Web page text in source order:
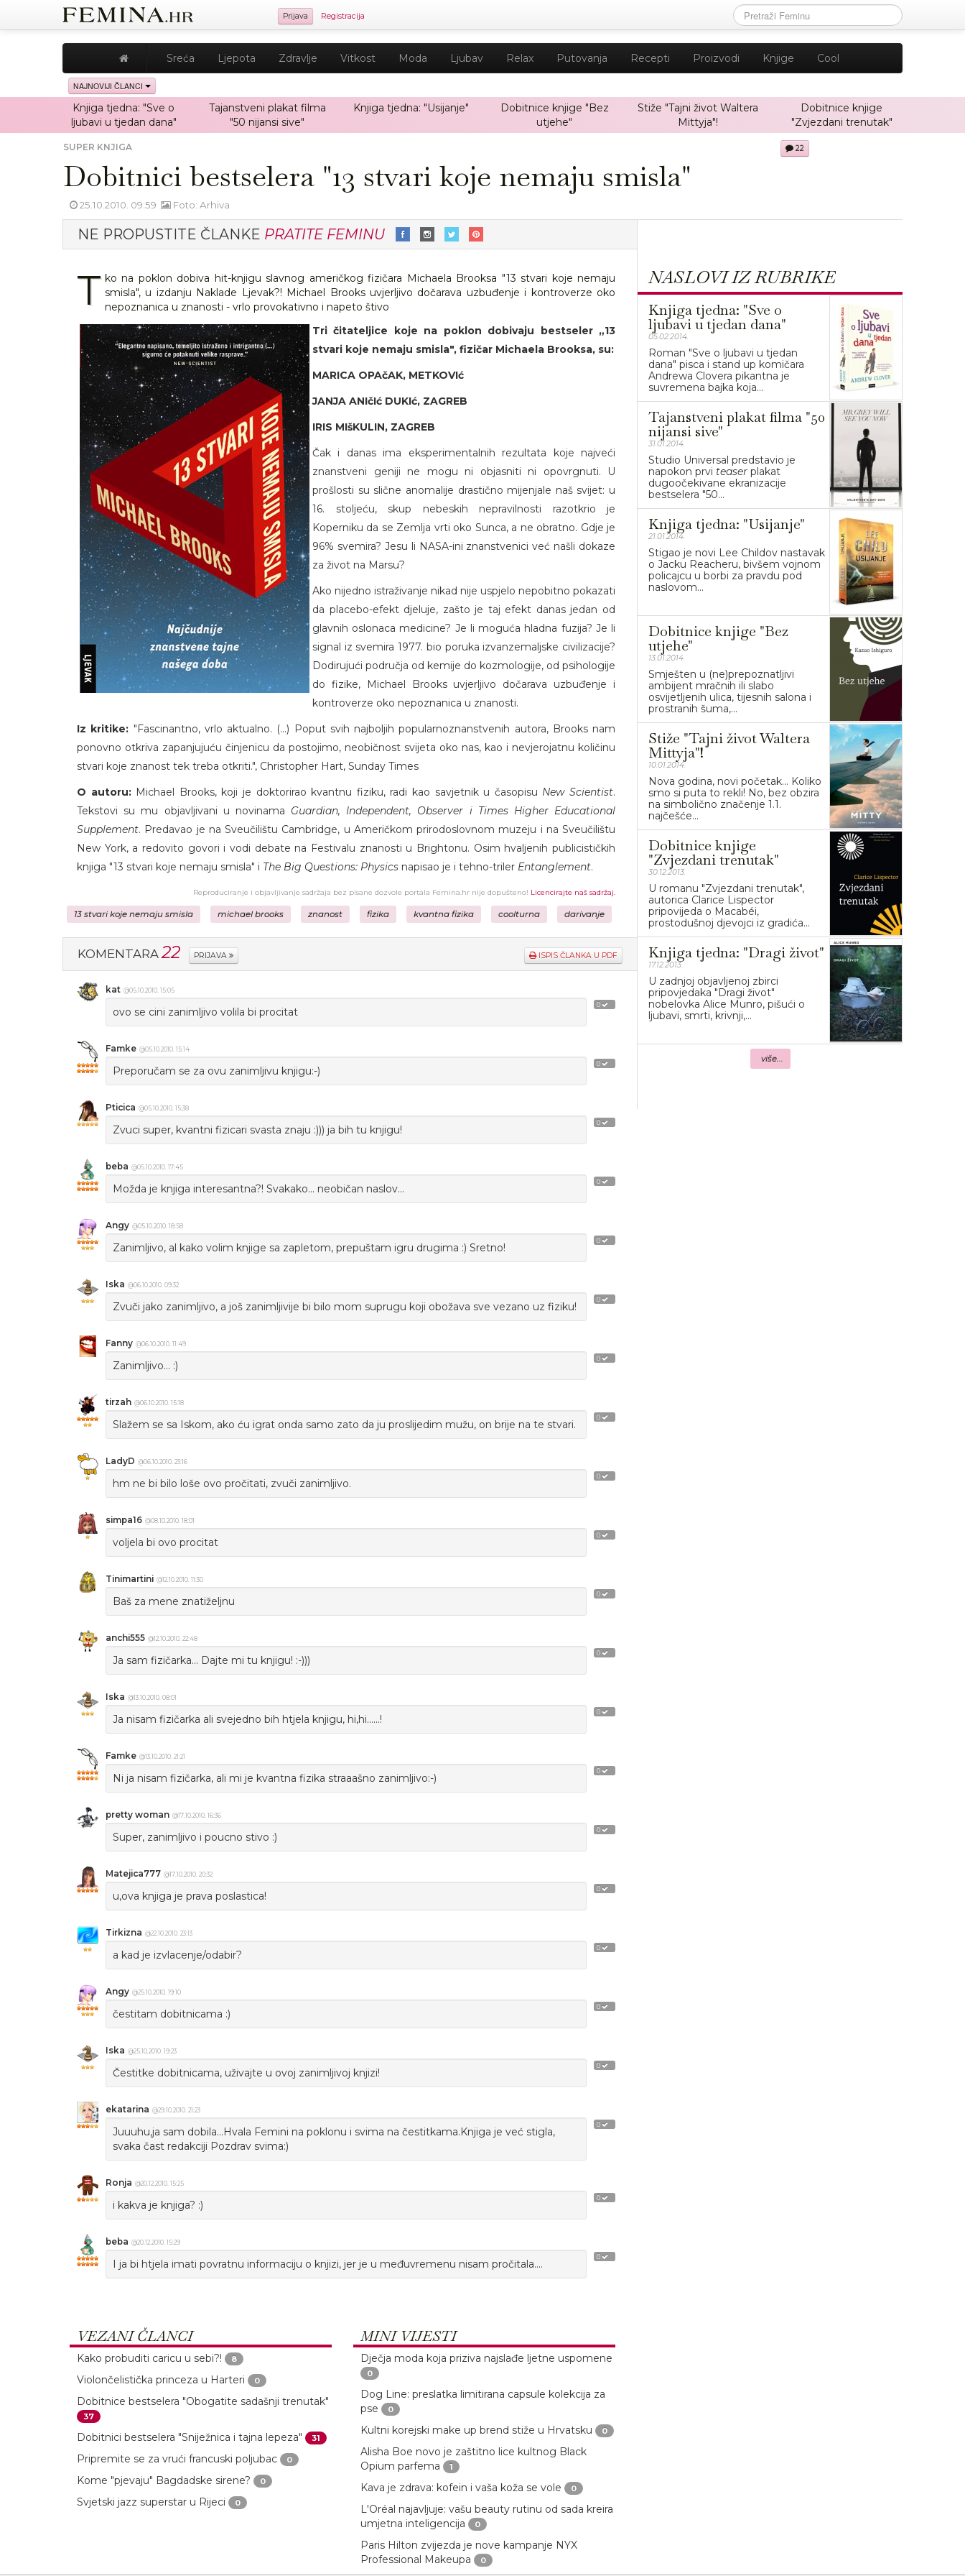
Prijava Registracija
Sreća Ljepota Zdravlje Vitkost Moda Ljubav Relax Putovanja Recepti Proizvodi Knjige Cool
NAJNOVIJI ČLANCI
Knjiga tjedna: "Sve o
ljubavi u tjedan dana"
Tajanstveni plakat filma
"50 nijansi sive"
Knjiga tjedna: "Usijanje"
Dobitnice knjige "Bez
utjehe"
Stiže "Tajni život Waltera
Mittyja"!
Dobitnice knjige
"Zvjezdani trenutak"
SUPER KNJIGA
Dobitnici bestselera "13 stvari koje nemaju smisla"
22
25.10.2010. 09:59 Foto: Arhiva
NE PROPUSTITE ČLANKE PRATITE FEMINU
T ko na poklon dobiva hit-knjigu slavnog američkog fizičara Michaela Brooksa "13 stvari koje nemaju
smisla", u izdanju Naklade Ljevak?! Michael Brooks uvjerljivo dočarava uzbuđenje i kontroverze oko
nepoznanica u znanosti - vrlo provokativno i napeto štivo
Tri čitateljice koje na poklon dobivaju bestseler „13
stvari koje nemaju smisla", fizičar Michaela Brooksa, su:
MARICA OPAčAK, METKOVIć
JANJA ANIčIć DUKIć, ZAGREB
IRIS MIšKULIN, ZAGREB
Čak i danas ima eksperimentalnih rezultata koje najveći
znanstveni geniji ne mogu ni objasniti ni opovrgnuti. U
prošlosti su slične anomalije drastično mijenjale naš svijet: u
16. stoljeću, skup nebeskih nepravilnosti razotkrio je
Koperniku da se Zemlja vrti oko Sunca, a ne obratno. Gdje je
96% svemira? Jesu li NASA-ini znanstvenici već našli dokaze
za život na Marsu?
Ako nijedno istraživanje nikad nije uspjelo nepobitno pokazati
da placebo-efekt djeluje, zašto je taj efekt danas jedan od
glavnih oslonaca medicine? Je li moguća hladna fuzija? Je li
signal iz svemira 1977. bio poruka izvanzemaljske civilizacije?
Dodirujući područja od kemije do kozmologije, od psihologije
do fizike, Michael Brooks uvjerljivo dočarava uzbuđenje i
kontroverze oko nepoznanica u znanosti.
Iz kritike: "Fascinantno, vrlo aktualno. (...) Poput svih najboljih popularnoznanstvenih autora, Brooks nam
ponovno otkriva zapanjujuću činjenicu da postojimo, neobičnost svijeta oko nas, kao i nevjerojatnu količinu
stvari koje znanost tek treba otkriti.", Christopher Hart, Sunday Times
O autoru: Michael Brooks, koji je doktorirao kvantnu fiziku, radi kao savjetnik u časopisu New Scientist.
Tekstovi su mu objavljivani u novinama Guardian, Independent, Observer i Times Higher Educational
Supplement. Predavao je na Sveučilištu Cambridge, u Američkom prirodoslovnom muzeju i na Sveučilištu
New York, a redovito govori i vodi debate na Festivalu znanosti u Brightonu. Osim hvaljenih publicističkih
knjiga "13 stvari koje nemaju smisla" i The Big Questions: Physics napisao je i tehno-triler Entanglement.
Reproduciranje i objavljivanje sadržaja bez pisane dozvole portala Femina.hr nije dopušteno! Licencirajte naš sadržaj.
13 stvari koje nemaju smisla michael brooks znanost fizika kvantna fizika coolturna darivanje
KOMENTARA22 PRIJAVA ISPIS ČLANKA U PDF
0
kat @05.10.2010. 15:05
ovo se cini zanimljivo volila bi procitat
0
Famke @05.10.2010. 15:14
Preporučam se za ovu zanimljivu knjigu:-)
0
Pticica @05.10.2010. 15:38
Zvuci super, kvantni fizicari svasta znaju :))) ja bih tu knjigu!
0
beba @05.10.2010. 17:45
Možda je knjiga interesantna?! Svakako... neobičan naslov...
0
Angy @05.10.2010. 18:58
Zanimljivo, al kako volim knjige sa zapletom, prepuštam igru drugima :) Sretno!
0
Iska @06.10.2010. 09:32
Zvuči jako zanimljivo, a još zanimljivije bi bilo mom suprugu koji obožava sve vezano uz fiziku!
0
Fanny @06.10.2010. 11:49
Zanimljivo... :)
0
tirzah @06.10.2010. 15:18
Slažem se sa Iskom, ako ću igrat onda samo zato da ju proslijedim mužu, on brije na te stvari.
0
LadyD @06.10.2010. 23:16
hm ne bi bilo loše ovo pročitati, zvuči zanimljivo.
0
simpa16 @08.10.2010. 18:01
voljela bi ovo procitat
0
Tinimartini @12.10.2010. 11:30
Baš za mene znatiželjnu
0
anchi555 @12.10.2010. 22:48
Ja sam fizičarka... Dajte mi tu knjigu! :-)))
0
Iska @13.10.2010. 08:01
Ja nisam fizičarka ali svejedno bih htjela knjigu, hi,hi......!
0
Famke @13.10.2010. 21:21
Ni ja nisam fizičarka, ali mi je kvantna fizika straaašno zanimljivo:-)
0
pretty woman @17.10.2010. 16:36
Super, zanimljivo i poucno stivo :)
0
Matejica777 @17.10.2010. 20:32
u,ova knjiga je prava poslastica!
0
Tirkizna @22.10.2010. 23:13
a kad je izvlacenje/odabir?
0
Angy @25.10.2010. 19:10
čestitam dobitnicama :)
0
Iska @25.10.2010. 19:23
Čestitke dobitnicama, uživajte u ovoj zanimljivoj knjizi!
0
ekatarina @29.10.2010. 21:23
Juuuhu,ja sam dobila...Hvala Femini na poklonu i svima na čestitkama.Knjiga je već stigla,
svaka čast redakciji Pozdrav svima:)
0
Ronja @20.12.2010. 15:25
i kakva je knjiga? :)
0
beba @20.12.2010. 15:29
I ja bi htjela imati povratnu informaciju o knjizi, jer je u međuvremenu nisam pročitala....
VEZANI ČLANCI
Kako probuditi caricu u sebi?! 8
Violončelistička princeza u Harteri 0
Dobitnice bestselera "Obogatite sadašnji trenutak"
37
Dobitnici bestselera "Sniježnica i tajna lepeza" 31
Pripremite se za vrući francuski poljubac 0
Kome "pjevaju" Bagdadske sirene? 0
Svjetski jazz superstar u Rijeci 0
MINI VIJESTI
Dječja moda koja priziva najslađe ljetne uspomene
0
Dog Line: preslatka limitirana capsule kolekcija za
pse
0
Kultni korejski make up brend stiže u Hrvatsku 0
Alisha Boe novo je zaštitno lice kultnog Black
Opium parfema
1
Kava je zdrava: kofein i vaša koža se vole 0
L'Oréal najavljuje: vašu beauty rutinu od sada kreira
umjetna inteligencija
0
Paris Hilton zvijezda je nove kampanje NYX
Professional Makeupa
0
NASLOVI IZ RUBRIKE
Knjiga tjedna: "Sve o
ljubavi u tjedan dana"
05.02.2014.
Roman "Sve o ljubavi u tjedan
dana" pisca i stand up komičara
Andrewa Clovera pikantna je
suvremena bajka koja...
Tajanstveni plakat filma "50
nijansi sive"
31.01.2014.
Studio Universal predstavio je
napokon prvi teaser plakat
dugoočekivane ekranizacije
bestselera "50...
Knjiga tjedna: "Usijanje"
21.01.2014.
Stigao je novi Lee Childov nastavak
o Jacku Reacheru, bivšem vojnom
policajcu u borbi za pravdu pod
naslovom...
Dobitnice knjige "Bez
utjehe"
13.01.2014.
Smješten u (ne)prepoznatljivi
ambijent mračnih ili slabo
osvijetljenih ulica, tijesnih salona i
prostranih šuma,...
Stiže "Tajni život Waltera
Mittyja"!
10.01.2014.
Nova godina, novi početak... Koliko
smo si puta to rekli! No, bez obzira
na simbolično značenje 1.1.
najčešće...
Dobitnice knjige
"Zvjezdani trenutak"
30.12.2013.
U romanu "Zvjezdani trenutak",
autorica Clarice Lispector
pripovijeda o Macabéi,
prostodušnoj djevojci iz gradića...
Knjiga tjedna: "Dragi život"
17.12.2013.
U zadnjoj objavljenoj zbirci
pripovjedaka "Dragi život"
nobelovka Alice Munro, pišući o
ljubavi, smrti, krivnji,...
više...